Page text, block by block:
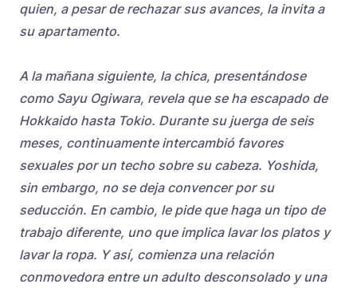
quien, a pesar de rechazar sus avances, la invita a
su apartamento.
A la mañana siguiente, la chica, presentándose
como Sayu Ogiwara, revela que se ha escapado de
Hokkaido hasta Tokio. Durante su juerga de seis
meses, continuamente intercambió favores
sexuales por un techo sobre su cabeza. Yoshida,
sin embargo, no se deja convencer por su
seducción. En cambio, le pide que haga un tipo de
trabajo diferente, uno que implica lavar los platos y
lavar la ropa. Y así, comienza una relación
conmovedora entre un adulto desconsolado y una